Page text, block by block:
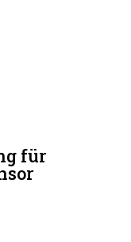
für